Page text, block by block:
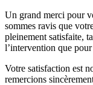
Un grand merci pour
sommes ravis que
pleinement satisfaite,
l’intervention que
Votre satisfaction est
remercions